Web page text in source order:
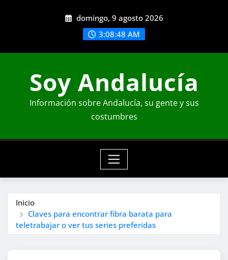
domingo, 9 agosto 2026
3:08:51 AM
Soy Andalucía
Información sobre Andalucía, su gente y sus
costumbres
Inicio
Claves para encontrar fibra barata para
teletrabajar o ver tus series preferidas